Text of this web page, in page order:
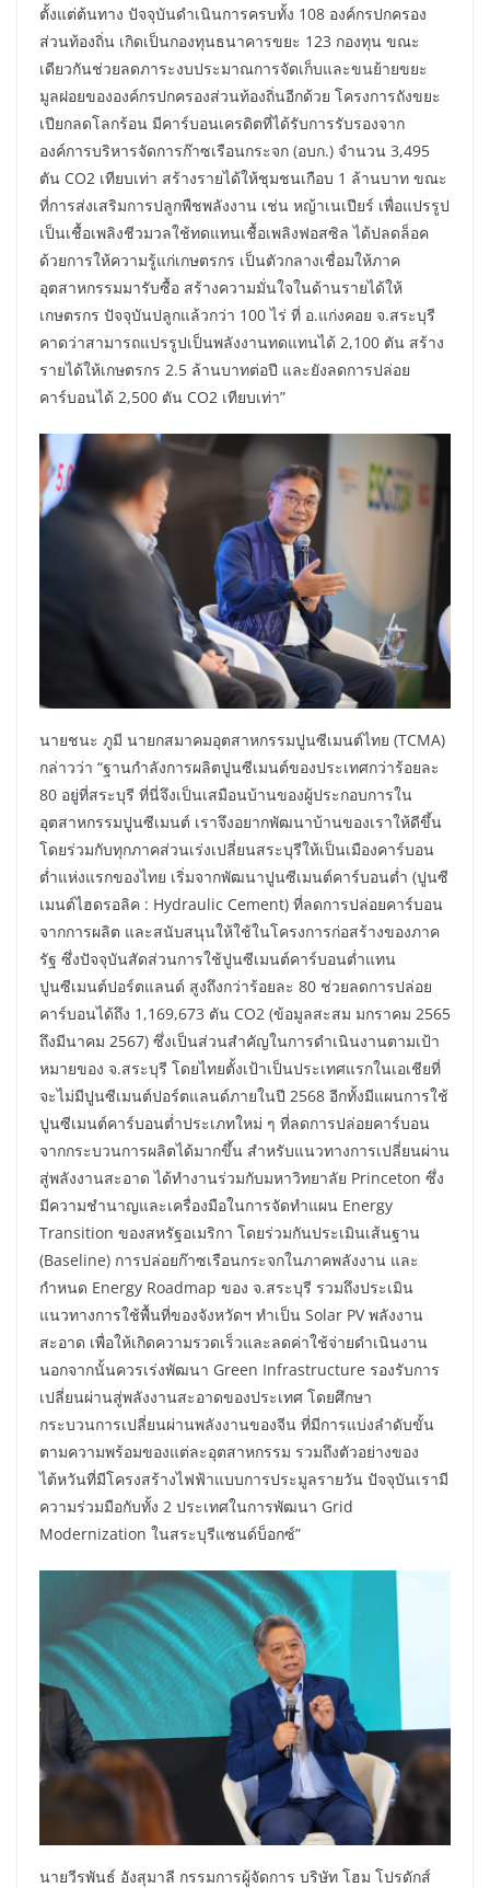
ตั้งแต่ต้นทาง ปัจจุบันดำเนินการครบทั้ง 108 องค์กรปกครอง
ส่วนท้องถิ่น เกิดเป็นกองทุนธนาคารขยะ 123 กองทุน ขณะ
เดียวกันช่วยลดภาระงบประมาณการจัดเก็บและขนย้ายขยะ
มูลฝอยขององค์กรปกครองส่วนท้องถิ่นอีกด้วย โครงการถังขยะ
เปียกลดโลกร้อน มีคาร์บอนเครดิตที่ได้รับการรับรองจาก
องค์การบริหารจัดการก๊าซเรือนกระจก (อบก.) จำนวน 3,495
ตัน CO2 เทียบเท่า สร้างรายได้ให้ชุมชนเกือบ 1 ล้านบาท ขณะ
ที่การส่งเสริมการปลูกพืชพลังงาน เช่น หญ้าเนเปียร์ เพื่อแปรรูป
เป็นเชื้อเพลิงชีวมวลใช้ทดแทนเชื้อเพลิงฟอสซิล ได้ปลดล็อค
ด้วยการให้ความรู้แก่เกษตรกร เป็นตัวกลางเชื่อมให้ภาค
อุตสาหกรรมมารับซื้อ สร้างความมั่นใจในด้านรายได้ให้
เกษตรกร ปัจจุบันปลูกแล้วกว่า 100 ไร่ ที่ อ.แก่งคอย จ.สระบุรี
คาดว่าสามารถแปรรูปเป็นพลังงานทดแทนได้ 2,100 ตัน สร้าง
รายได้ให้เกษตรกร 2.5 ล้านบาทต่อปี และยังลดการปล่อย
คาร์บอนได้ 2,500 ตัน CO2 เทียบเท่า”
นายชนะ ภูมี นายกสมาคมอุตสาหกรรมปูนซีเมนต์ไทย (TCMA)
กล่าวว่า “ฐานกำลังการผลิตปูนซีเมนต์ของประเทศกว่าร้อยละ
80 อยู่ที่สระบุรี ที่นี่จึงเป็นเสมือนบ้านของผู้ประกอบการใน
อุตสาหกรรมปูนซีเมนต์ เราจึงอยากพัฒนาบ้านของเราให้ดีขึ้น
โดยร่วมกับทุกภาคส่วนเร่งเปลี่ยนสระบุรีให้เป็นเมืองคาร์บอน
ต่ำแห่งแรกของไทย เริ่มจากพัฒนาปูนซีเมนต์คาร์บอนต่ำ (ปูนซี
เมนต์ไฮดรอลิค : Hydraulic Cement) ที่ลดการปล่อยคาร์บอน
จากการผลิต และสนับสนุนให้ใช้ในโครงการก่อสร้างของภาค
รัฐ ซึ่งปัจจุบันสัดส่วนการใช้ปูนซีเมนต์คาร์บอนต่ำแทน
ปูนซีเมนต์ปอร์ตแลนด์ สูงถึงกว่าร้อยละ 80 ช่วยลดการปล่อย
คาร์บอนได้ถึง 1,169,673 ตัน CO2 (ข้อมูลสะสม มกราคม 2565
ถึงมีนาคม 2567) ซึ่งเป็นส่วนสำคัญในการดำเนินงานตามเป้า
หมายของ จ.สระบุรี โดยไทยตั้งเป้าเป็นประเทศแรกในเอเชียที่
จะไม่มีปูนซีเมนต์ปอร์ตแลนด์ภายในปี 2568 อีกทั้งมีแผนการใช้
ปูนซีเมนต์คาร์บอนต่ำประเภทใหม่ ๆ ที่ลดการปล่อยคาร์บอน
จากกระบวนการผลิตได้มากขึ้น สำหรับแนวทางการเปลี่ยนผ่าน
สู่พลังงานสะอาด ได้ทำงานร่วมกับมหาวิทยาลัย Princeton ซึ่ง
มีความชำนาญและเครื่องมือในการจัดทำแผน Energy
Transition ของสหรัฐอเมริกา โดยร่วมกันประเมินเส้นฐาน
(Baseline) การปล่อยก๊าซเรือนกระจกในภาคพลังงาน และ
กำหนด Energy Roadmap ของ จ.สระบุรี รวมถึงประเมิน
แนวทางการใช้พื้นที่ของจังหวัดฯ ทำเป็น Solar PV พลังงาน
สะอาด เพื่อให้เกิดความรวดเร็วและลดค่าใช้จ่ายดำเนินงาน
นอกจากนั้นควรเร่งพัฒนา Green Infrastructure รองรับการ
เปลี่ยนผ่านสู่พลังงานสะอาดของประเทศ โดยศึกษา
กระบวนการเปลี่ยนผ่านพลังงานของจีน ที่มีการแบ่งลำดับขั้น
ตามความพร้อมของแต่ละอุตสาหกรรม รวมถึงตัวอย่างของ
ไต้หวันที่มีโครงสร้างไฟฟ้าแบบการประมูลรายวัน ปัจจุบันเรามี
ความร่วมมือกับทั้ง 2 ประเทศในการพัฒนา Grid
Modernization ในสระบุรีแซนด์บ็อกซ์”
นายวีรพันธ์ อังสุมาลี กรรมการผู้จัดการ บริษัท โฮม โปรดักส์